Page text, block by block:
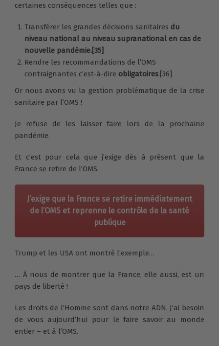
certaines conséquences telles que :
Transférer les grandes décisions sanitaires du
niveau national au niveau supranational en cas de
nouvelle pandémie.[35]
Rendre les recommandations de l’OMS
contraignantes c’est-à-dire obligatoires.[36]
Or nous avons vu la gestion problématique de la crise
sanitaire par l’OMS !
Je refuse de les laisser faire lors de la prochaine
pandémie.
Et c’est pour cela que j’exige dès à présent que la
France se retire de l’OMS.
J’exige que la France se retire immédiatement
de l’OMS et reprenne le contrôle de la santé
publique
Trump et les USA ont montré l’exemple…
… À nous de montrer que la France, elle aussi, est un
pays de liberté !
Les droits de l’Homme sont dans notre ADN. J’ai besoin
de vous aujourd’hui pour le faire savoir au monde
entier – et à l’OMS.